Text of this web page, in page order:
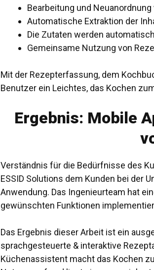
Bearbeitung und
Automatische Extraktion der
Die Zutaten werden
Gemeinsame Nutzung von
Mit der Rezepterfassung, dem
Benutzer ein Leichtes, das Kochen
Ergebnis: Mobile
Verständnis für die Bedürfnisse des
ESSID Solutions dem Kunden bei der
Anwendung. Das Ingenieurteam hat
gewünschten Funktionen
Das Ergebnis dieser Arbeit ist ein
sprachgesteuerte & interaktive
Küchenassistent macht das Kochen